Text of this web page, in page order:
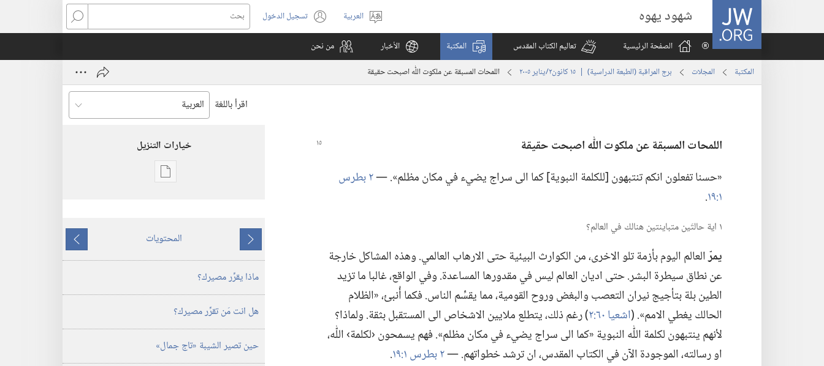
JW.ORG شهود يهوه
اختر
اللغة
العربية تسجيل الدخول
(يفتح
نافذة
بحث
الصفحة الرئيسية
تعاليم الكتاب المقدس المكتبة الأخبار من نحن
المكتبة المجلات برج المراقبة (‏الطبعة الدراسية)‏ | ‏‎١٥‏ ‏‎كانون٢/يناير‏ ‎٢٠٠٥ اللمحات المسبقة عن ملكوت اللّٰه اصبحت حقيقة
اقرأ باللغة
اللمحات المسبقة عن ملكوت اللّٰه اصبحت حقيقة
‏«حسنا تفعلون انكم تنتبهون [للكلمة النبوية] كما الى سراج يضيء في مكان مظلم».‏ —‏ ٢ بطرس
١:‏١٩
‏.‏
١ اية حالتَين متباينتين هنالك في العالم؟‏
يمرّالعالم اليوم بأزمة تلو الاخرى،‏ من الكوارث البيئية حتى الارهاب العالمي.‏ وهذه المشاكل خارجة
عن نطاق سيطرة البشر.‏ حتى اديان العالم ليس في مقدورها المساعدة.‏ وفي الواقع،‏ غالبا ما تزيد
الطين بلة بتأجيج نيران التعصب والبغض وروح القومية،‏ مما يقسِّم الناس.‏ فكما أُنبئ،‏ «الظلام
الحالك يغطي الامم».‏ (‏اشعيا ٦٠:‏٢
‏)‏ رغم ذلك،‏ يتطلع ملايين الاشخاص الى المستقبل بثقة.‏ ولماذا؟‏
لأنهم ينتبهون لكلمة اللّٰه النبوية «كما الى سراج يضيء في مكان مظلم».‏ فهم يسمحون ‹لكلمة› اللّٰه،‏
او رسالته،‏ الموجودة الآن في الكتاب المقدس،‏ ان ترشد خطواتهم.‏ —‏٢ بطرس ١:‏١٩ ‏.‏
خيارات التنزيل
خيارات
المراقبة
(‏الطبعة
‏‎١٥‏ ‏‎كانون٢/
‎٢٠٠٥
ما
يسبق
المحتويات
ما
يلي
ماذا يقرِّر مصيرك؟‏
هل انت مَن تقرِّر مصيرك؟‏
حين تصير الشيبة «تاج جمال»‏